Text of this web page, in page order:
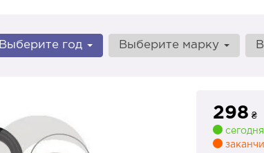
Выберите год Выберите марку
298 ₴
сегодня